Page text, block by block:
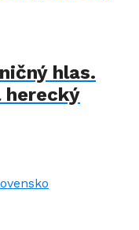
hlas.
herecký